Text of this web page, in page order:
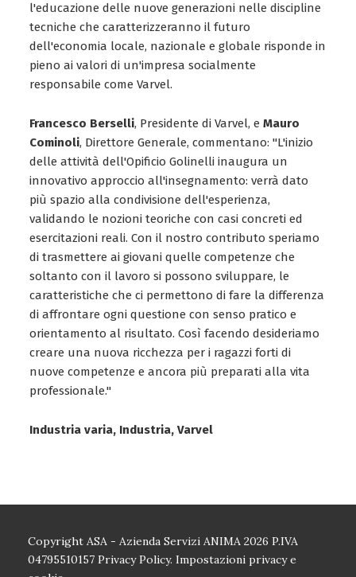
l'educazione delle nuove generazioni nelle discipline
tecniche che caratterizzeranno il futuro
dell'economia locale, nazionale e globale risponde in
pieno ai valori di un'impresa socialmente
responsabile come Varvel.
Francesco Berselli, Presidente di Varvel, eMauro
Cominoli, Direttore Generale, commentano: "L'inizio
delle attività dell'Opificio Golinelli inaugura un
innovativo approccio all'insegnamento: verrà dato
più spazio alla condivisione dell'esperienza,
validando le nozioni teoriche con casi concreti ed
esercitazioni reali. Con il nostro contributo speriamo
di trasmettere ai giovani quelle competenze che
soltanto con il lavoro si possono sviluppare, le
caratteristiche che ci permettono di fare la differenza
di affrontare ogni questione con senso pratico e
orientamento al risultato. Così facendo desideriamo
creare una nuova ricchezza per i ragazzi forti di
nuove competenze e ancora più preparati alla vita
professionale."
Industria varia, Industria, Varvel
Copyright ASA - Azienda Servizi ANIMA 2026 P.IVA
04795510157 Privacy Policy. Impostazioni privacy e